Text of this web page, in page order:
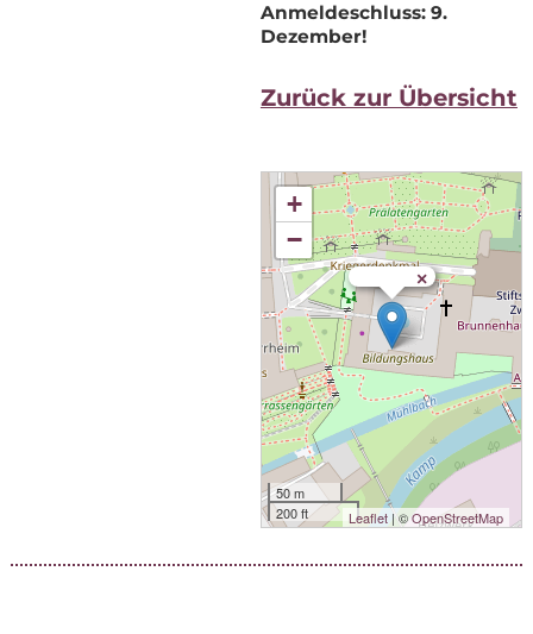
An­mel­de­schluss: 9.
Dezember!
Zu­rück zur Übersicht
×
+
−
50 m
200 ft
Leaflet | ©OpenStreetMap